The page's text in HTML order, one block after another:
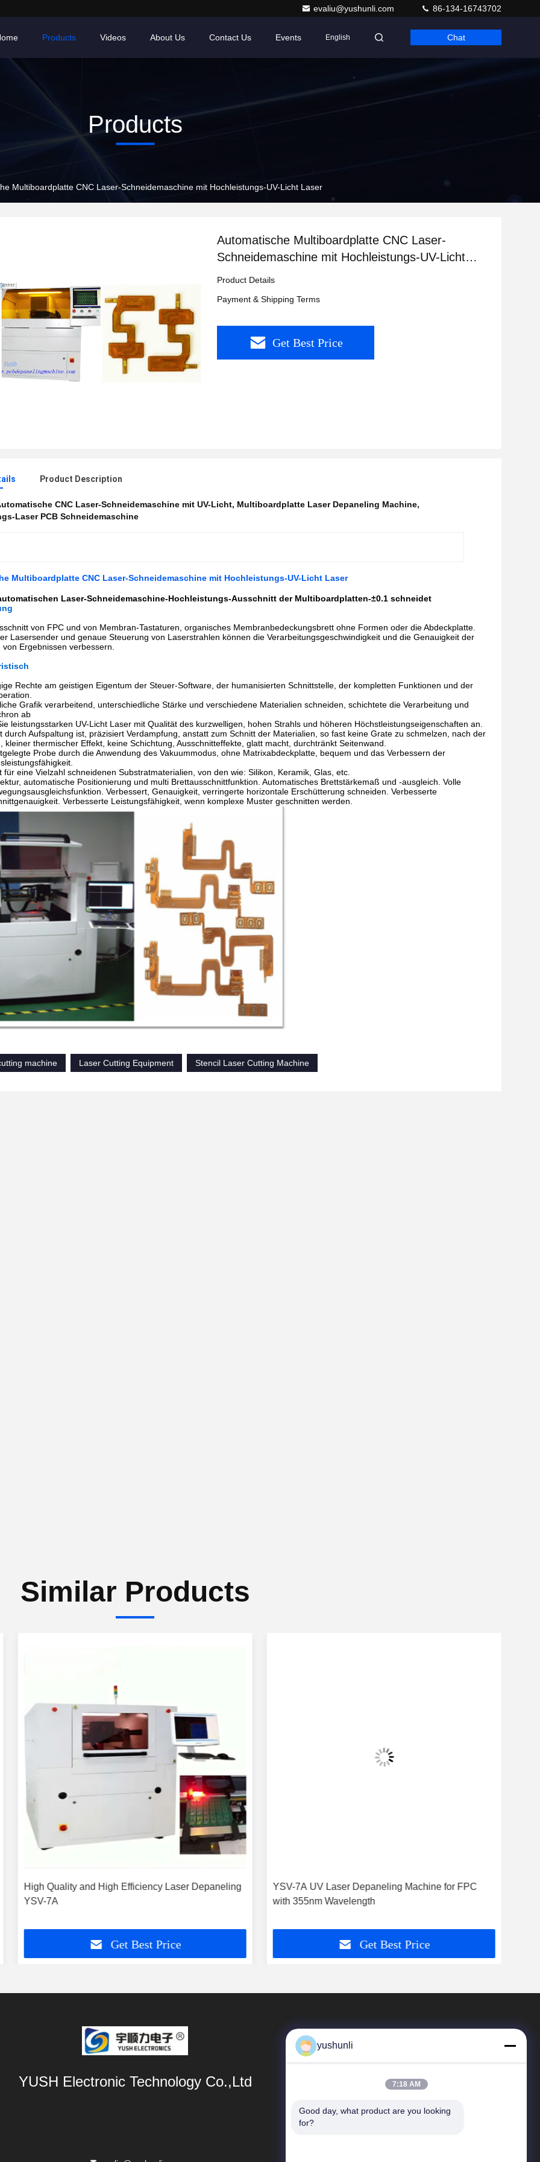
evaliu@yushunli.com 86-134-16743702
Products Videos About Us Contact Us Events English Chat
Products
Multiboardplatte CNC Laser-Schneidemaschine mit Hochleistungs-UV-Licht Laser
Automatische Multiboardplatte CNC Laser-
Schneidemaschine mit Hochleistungs-UV-Licht
Laser
Product Details
Payment & Shipping Terms
Get Best Price
Product Description
CNC Laser-Schneidemaschine mit UV-Licht, Multiboardplatte Laser Depaneling Machine,
Laser PCB Schneidemaschine
Multiboardplatte CNC Laser-Schneidemaschine mit Hochleistungs-UV-Licht Laser
Laser-Schneidemaschine-Hochleistungs-Ausschnitt der Multiboardplatten-±0.1 schneidet
von FPC und von Membran-Tastaturen, organisches Membranbedeckungsbrett ohne Formen oder die Abdeckplatte.
Lasersender und genaue Steuerung von Laserstrahlen können die Verarbeitungsgeschwindigkeit und die Genauigkeit der
Ergebnissen verbessern.
Rechte am geistigen Eigentum der Steuer-Software, der humanisierten Schnittstelle, der kompletten Funktionen und der
Grafik verarbeitend, unterschiedliche Stärke und verschiedene Materialien schneiden, schichtete die Verarbeitung und
ab
leistungsstarken UV-Licht Laser mit Qualität des kurzwelligen, hohen Strahls und höheren Höchstleistungseigenschaften an.
durch Aufspaltung ist, präzisiert Verdampfung, anstatt zum Schnitt der Materialien, so fast keine Grate zu schmelzen, nach der
kleiner thermischer Effekt, keine Schichtung, Ausschnitteffekte, glatt macht, durchtränkt Seitenwand.
Probe durch die Anwendung des Vakuummodus, ohne Matrixabdeckplatte, bequem und das Verbessern der
für eine Vielzahl schneidenen Substratmaterialien, von den wie: Silikon, Keramik, Glas, etc.
automatische Positionierung und multi Brettausschnittfunktion. Automatisches Brettstärkemaß und -ausgleich. Volle
Verbessert, Genauigkeit, verringerte horizontale Erschütterung schneiden. Verbesserte
Verbesserte Leistungsfähigkeit, wenn komplexe Muster geschnitten werden.
machine Laser Cutting Equipment Stencil Laser Cutting Machine
Similar Products
High Quality and High Efficiency Laser Depaneling
YSV-7A
Get Best Price
YSV-7A UV Laser Depaneling Machine for FPC
with 355nm Wavelength
Get Best Price
YUSH Electronic Technology Co.,Ltd
Quick Links
yushunli
7:18 AM
Good day, what product are you looking
for?